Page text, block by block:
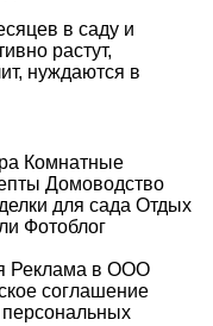
в саду и
растут,
нуждаются в
Комнатные
Домоводство
для сада Отдых
Фотоблог
Реклама в ООО
соглашение